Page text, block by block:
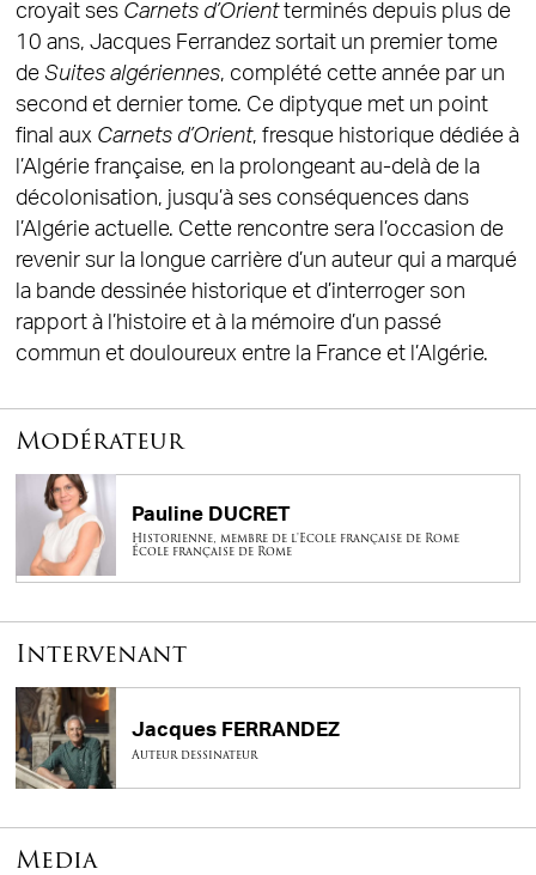
croyait ses Carnets d’Orientterminés depuis plus de
10 ans, Jacques Ferrandez sortait un premier tome
de Suites algériennes, complété cette année par un
second et dernier tome. Ce diptyque met un point
final aux Carnets d’Orient, fresque historique dédiée à
l’Algérie française, en la prolongeant au-delà de la
décolonisation, jusqu’à ses conséquences dans
l’Algérie actuelle. Cette rencontre sera l’occasion de
revenir sur la longue carrière d’un auteur qui a marqué
la bande dessinée historique et d’interroger son
rapport à l’histoire et à la mémoire d’un passé
commun et douloureux entre la France et l’Algérie.
Modérateur
Pauline DUCRET
Historienne, membre de l'Ecole française de Rome
École française de Rome
Intervenant
Jacques FERRANDEZ
Auteur dessinateur
Media